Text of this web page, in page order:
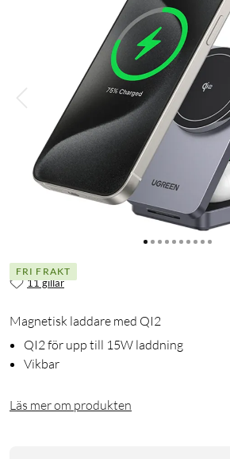
FRI FRAKT
11 gillar
Magnetisk laddare med QI2
QI2 för upp till 15W laddning
Vikbar
Läs mer om produkten